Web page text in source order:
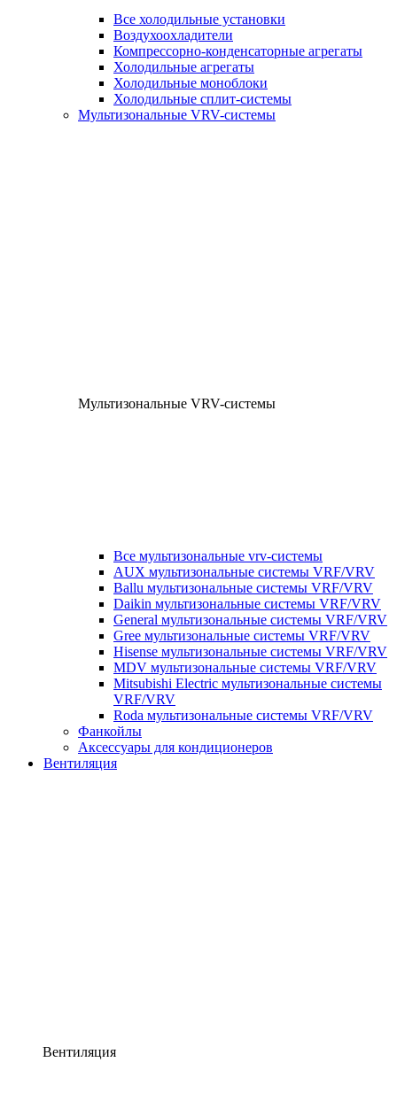
Все холодильные установки
Воздухоохладители
Компрессорно-конденсаторные агрегаты
Холодильные агрегаты
Холодильные моноблоки
Холодильные сплит-системы
Мультизональные VRV-системы
Мультизональные VRV-системы
Все мультизональные vrv-системы
AUX мультизональные системы VRF/VRV
Ballu мультизональные системы VRF/VRV
Daikin мультизональные системы VRF/VRV
General мультизональные системы VRF/VRV
Gree мультизональные системы VRF/VRV
Hisense мультизональные системы VRF/VRV
MDV мультизональные системы VRF/VRV
Mitsubishi Electric мультизональные системы
VRF/VRV
Roda мультизональные системы VRF/VRV
Фанкойлы
Аксессуары для кондиционеров
Вентиляция
Вентиляция